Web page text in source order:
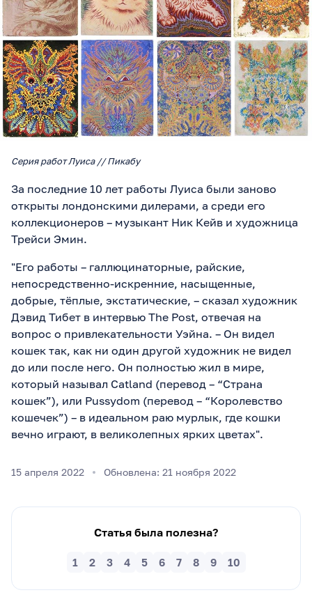
Серия работ Луиса // Пикабу
За последние 10 лет работы Луиса были заново
открыты лондонскими дилерами, а среди его
коллекционеров – музыкант Ник Кейв и художница
Трейси Эмин.
"Его работы – галлюцинаторные, райские,
непосредственно-искренние, насыщенные,
добрые, тёплые, экстатические, – сказал художник
Дэвид Тибет в интервью The Post, отвечая на
вопрос о привлекательности Уэйна. – Он видел
кошек так, как ни один другой художник не видел
до или после него. Он полностью жил в мире,
который называл Catland (перевод – “Страна
кошек”), или Pussydom (перевод – “Королевство
кошечек”) – в идеальном раю мурлык, где кошки
вечно играют, в великолепных ярких цветах".
15 апреля 2022 Обновлена: 21 ноября 2022
Статья была полезна?
10
9
8
7
6
5
4
3
2
1